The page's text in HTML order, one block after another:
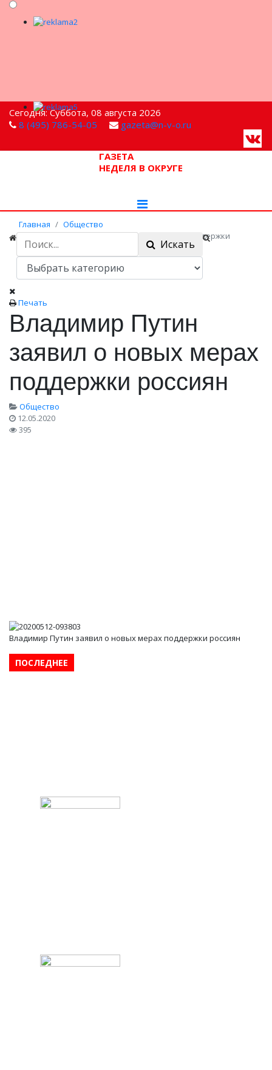
Сегодня: Суббота, 08 августа 2026
8 (495) 786-54-05
gazeta@n-v-o.ru
ГАЗЕТА
НЕДЕЛЯ В ОКРУГЕ
Главная
Общество
Владимир Путин заявил о новых мерах поддержки
россиян
Искать
Печать
Владимир Путин
заявил о новых мерах
поддержки россиян
Общество
12.05.2020
395
Владимир Путин заявил о новых мерах поддержки россиян